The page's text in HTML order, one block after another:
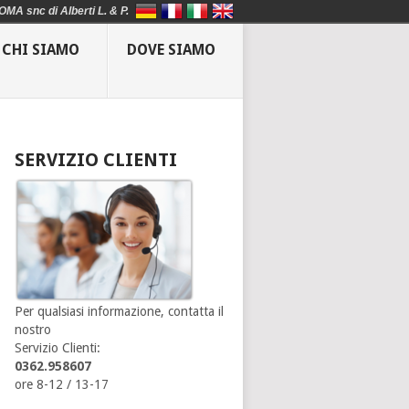
CHI SIAMO DOVE SIAMO
SERVIZIO CLIENTI
Per qualsiasi informazione, contatta il
nostro
Servizio Clienti:
0362.958607
ore 8-12 / 13-17
snc di Alberti L. & P.